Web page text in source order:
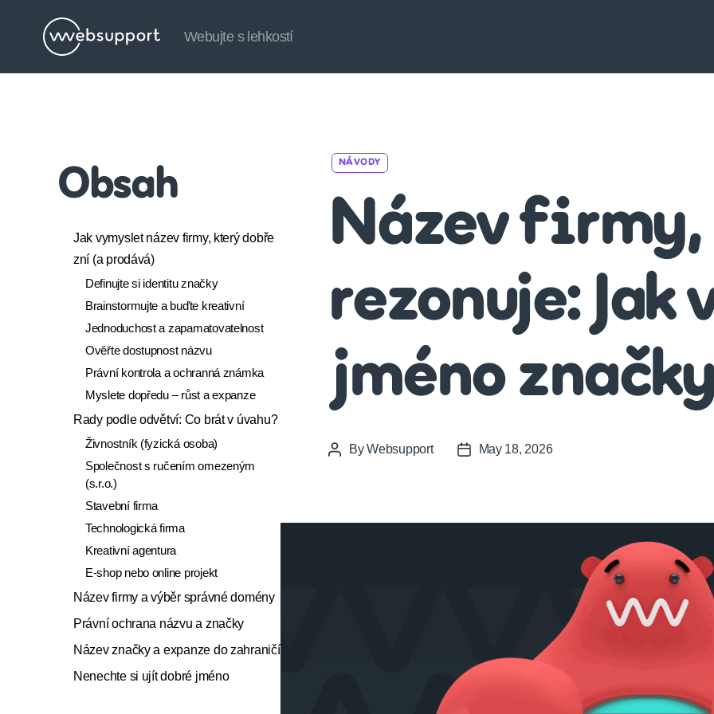
Websupport.cz
Webujte s lehkostí
Obsah
Jak vymyslet název firmy, který dobře
zní (a prodává)
Definujte si identitu značky
Brainstormujte a buďte kreativní
Jednoduchost a zapamatovatelnost
Ověřte dostupnost názvu
Právní kontrola a ochranná známka
Myslete dopředu – růst a expanze
Rady podle odvětví: Co brát v úvahu?
Živnostník (fyzická osoba)
Společnost s ručením omezeným
(s.r.o.)
Stavební firma
Technologická firma
Kreativní agentura
E-shop nebo online projekt
Název firmy a výběr správné domény
Právní ochrana názvu a značky
Název značky a expanze do zahraničí
Nenechte si ujít dobré jméno
NÁVODY
Název
rezonuje:
jméno
PostByWebsupport
PostMay 18, 2026